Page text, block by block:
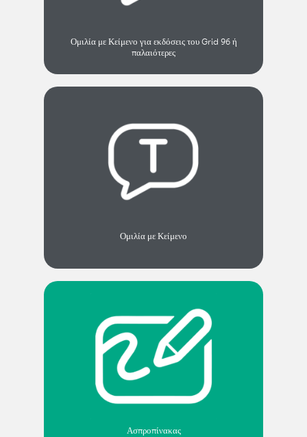
Ομιλία με Κείμενο για εκδόσεις του Grid 96 ή
παλαιότερες
Ομιλία με Κείμενο
Ασπροπίνακας